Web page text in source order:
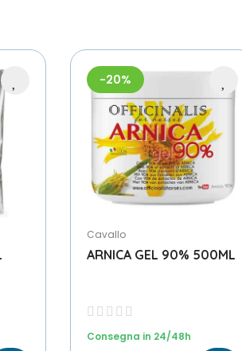
-20%
Cavallo
ARNICA GEL 90% 500ML
Consegna in 24/48h